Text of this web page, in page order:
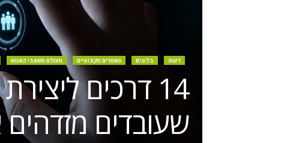
דעות בלוגים מאמרים מקצועיים מעולם משאבי האנוש
14 דרכים
שעובדים